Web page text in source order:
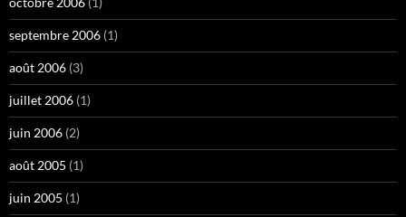
septembre 2006 (1)
août 2006 (3)
juillet 2006 (1)
juin 2006 (2)
août 2005 (1)
juin 2005 (1)